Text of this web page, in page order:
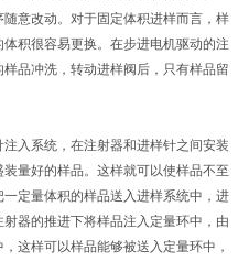
意改动。对于固定体积进样而言，样
积很容易更换。在步进电机驱动的注
品冲洗，转动进样阀后，只有样品留
入系统，在注射器和进样针之间安装
量好的样品。这样就可以使样品不至
定量体积的样品送入进样系统中，进
器的推进下将样品注入定量环中，由
这样可以样品能够被送入定量环中，